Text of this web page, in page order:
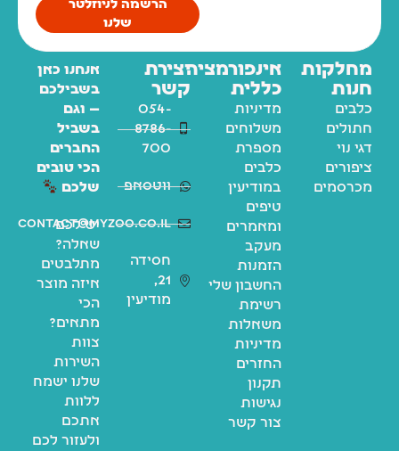
הרשמה לניוזלטר
שלנו
מחלקות
חנות
כלבים
חתולים
דגי נוי
ציפורים
מכרסמים
אינפורמציה
כללית
מדיניות
משלוחים
מספרת
כלבים
במודיעין
טיפים
ומאמרים
מעקב
הזמנות
החשבון שלי
רשימת
משאלות
מדיניות
החזרים
תקנון
נגישות
צור קשר
יצירת
קשר
054-
8786-
700
ווטסאפ
contact@myzoo.co.il
חסידה
21,
מודיעין
אנחנו כאן
בשבילכם
— וגם
בשביל
החברים
הכי טובים
שלכם
יש לכם
שאלה?
מתלבטים
איזה מוצר
הכי
מתאים?
צוות
השירות
שלנו ישמח
ללוות
אתכם
ולעזור לכם